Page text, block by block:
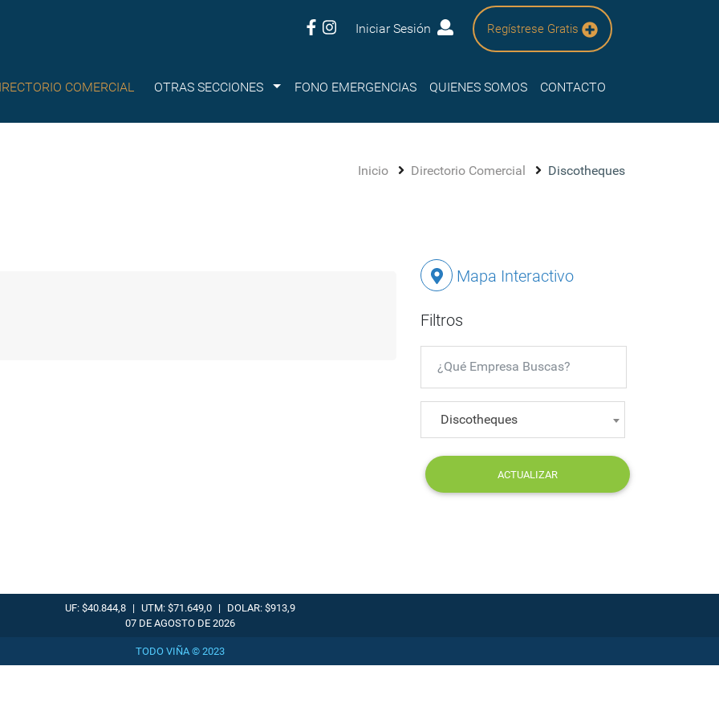
Iniciar Sesión Regístrese Gratis
COMERCIAL OTRAS SECCIONES Submenu
FONO EMERGENCIAS QUIENES SOMOS CONTACTO
Inicio Directorio Comercial Discotheques
Mapa Interactivo
Filtros
Discotheques
ACTUALIZAR
UF: $40.844,8 | UTM: $71.649,0 |
DOLAR: $913,9
07 DE AGOSTO DE 2026
TODO VIÑA © 2023